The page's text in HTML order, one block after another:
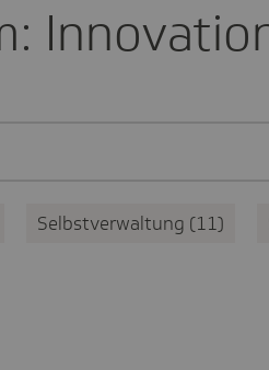
Selbstverwaltung 11